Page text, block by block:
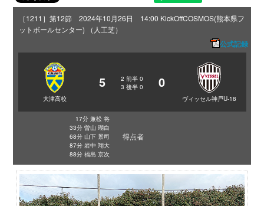
［1211］第12節 2024年10月26日 14:00 KickOffCOSMOS(熊本県フ
ットボールセンター) （人工芝）
公式記録
大津高校
5 2 前半 0
3 後半 0 0
ヴィッセル神戸U-18
17分 兼松 将
33分 曽山 瑚白
68分 山下 景司
87分 岩中 翔大
88分 福島 京次
得点者